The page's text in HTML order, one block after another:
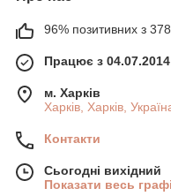
96% позитивних з 378
Працює з 04.07.2014
м. Харків
Харків, Харків,
Контакти
Сьогодні вихідний
Показати весь